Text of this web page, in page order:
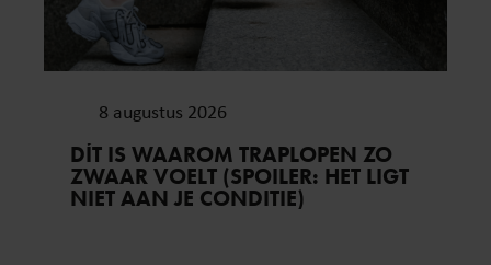
8 augustus 2026
DÍT IS WAAROM TRAPLOPEN ZO
ZWAAR VOELT (SPOILER: HET LIGT
NIET AAN JE CONDITIE)